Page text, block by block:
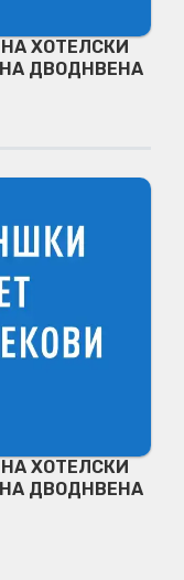
ХОТЕЛСКИ
ДВОДНВЕНА
ХОТЕЛСКИ
ДВОДНВЕНА